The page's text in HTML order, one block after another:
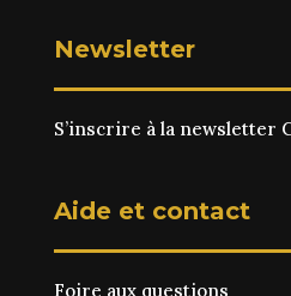
Newsletter
S’inscrire à la newsletter
Aide et contact
Foire aux questions